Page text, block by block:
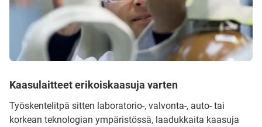
Kaasulaitteet erikoiskaasuja varten
Työskentelitpä sitten laboratorio-, valvonta-, auto- tai
korkean teknologian ympäristössä, laadukkaita kaasuja